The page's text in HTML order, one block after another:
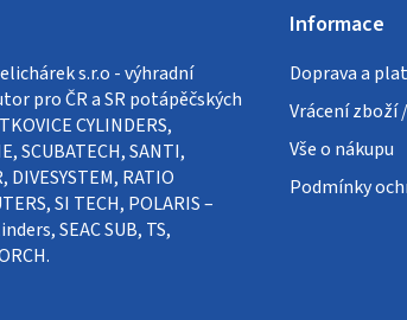
s.r.o - výhradní
pro ČR a SR potápěčských
CYLINDERS,
SCUBATECH, SANTI,
DIVESYSTEM, RATIO
SI TECH, POLARIS –
SEAC SUB, TS,
Informace
Doprava a
Vrácení zboží
Vše o nákupu
Podmínky